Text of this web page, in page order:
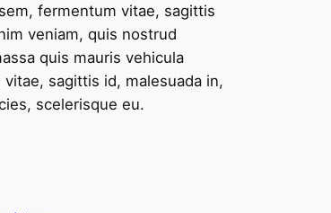
fermentum vitae, sagittis
veniam, quis nostrud
quis mauris vehicula
sagittis id, malesuada in,
scelerisque eu.